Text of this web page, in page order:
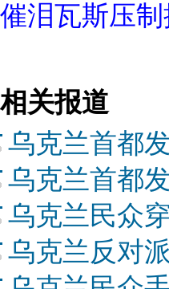
催泪瓦斯压
相关报道
乌克兰首都
乌克兰首都
乌克兰民众
乌克兰反对